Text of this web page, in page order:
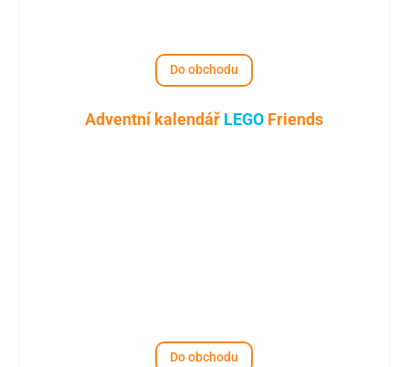
Do obchodu
Adventní kalendář LEGO Friends
Do obchodu